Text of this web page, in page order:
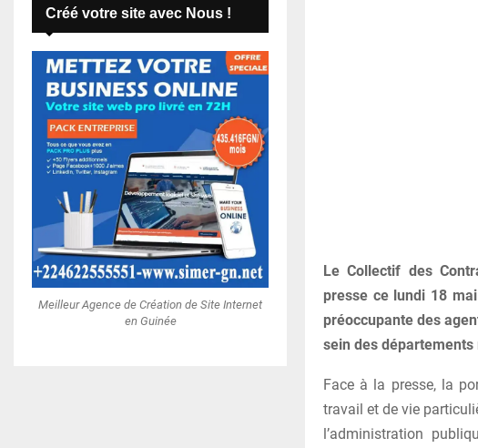
Le Collectif des
presse ce lundi 18
préoccupante des
sein des
Face à la presse, la
travail et de vie
l’administration
Créé votre site avec Nous !
Meilleur Agence de Création de Site Internet
en Guinée